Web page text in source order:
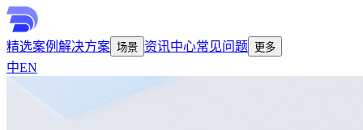
精选案例 解决方案 场景 资讯中心常见问题 更多
中EN